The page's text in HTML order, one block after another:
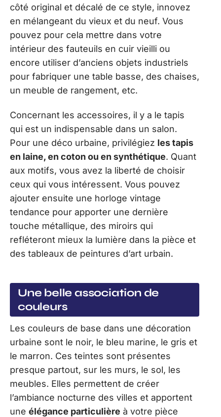
côté original et décalé de ce style, innovez
en mélangeant du vieux et du neuf. Vous
pouvez pour cela mettre dans votre
intérieur des fauteuils en cuir vieilli ou
encore utiliser d’anciens objets industriels
pour fabriquer une table basse, des chaises,
un meuble de rangement, etc.
Concernant les accessoires, il y a le tapis
qui est un indispensable dans un salon.
Pour une déco urbaine, privilégiez les tapis
en laine, en coton ou en synthétique. Quant
aux motifs, vous avez la liberté de choisir
ceux qui vous intéressent. Vous pouvez
ajouter ensuite une horloge vintage
tendance pour apporter une dernière
touche métallique, des miroirs qui
refléteront mieux la lumière dans la pièce et
des tableaux de peintures d’art urbain.
Une belle association de
couleurs
Les couleurs de base dans une décoration
urbaine sont le noir, le bleu marine, le gris et
le marron. Ces teintes sont présentes
presque partout, sur les murs, le sol, les
meubles. Elles permettent de créer
l’ambiance nocturne des villes et apportent
une élégance particulière à votre pièce